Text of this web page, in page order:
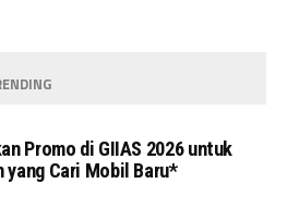
Promo di GIIAS 2026 untuk
yang Cari Mobil Baru*